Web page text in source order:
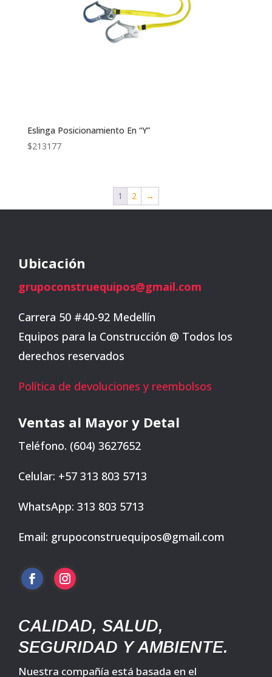
Eslinga Posicionamiento En “Y”
$213177
1 2 →
Ubicación
grupoconstruequipos@gmail.com
Carrera 50 #40-92 Medellín
Equipos para la Construcción @ Todos los
derechos reservados
Política de devoluciones y reembolsos
Ventas al Mayor y Detal
Teléfono. (604) 3627652
Celular: +57 313 803 5713
WhatsApp: 313 803 5713
Email: grupoconstruequipos@gmail.com
CALIDAD, SALUD,
SEGURIDAD Y AMBIENTE.
Nuestra compañía está basada en el